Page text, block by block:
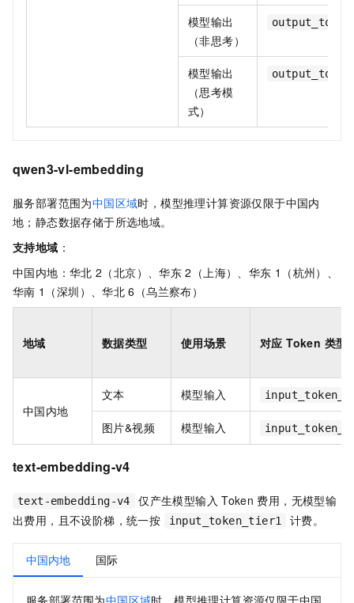
模型输出
（非思考）
模型输出
（思考模
式）
qwen3-vl-embedding
服务部署范围为中国区域时，模型推理计算资源仅限于中国内
地；静态数据存储于所选地域。
支持地域 ：
中国内地：华北 2（北京）、华东 2（上海）、华东 1（杭州）、
华南 1（深圳）、华北 6（乌兰察布）
地域 数据类型 使用场景 对应 Token 类型
中国内地
文本 模型输入
图片&视频 模型输入
text-embedding-v4
text-embedding-v4 仅产生模型输入 Token 费用，无模型输
出费用，且不设阶梯，统一按
input_token_tier1 计费。
中国内地 国际
服务部署范围为中国区域时，模型推理计算资源仅限于中国